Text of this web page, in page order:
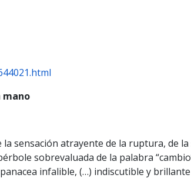
mano
sensación atrayente de la ruptura, de
sobrevaluada de la palabra
infalible, (…) indiscutible y